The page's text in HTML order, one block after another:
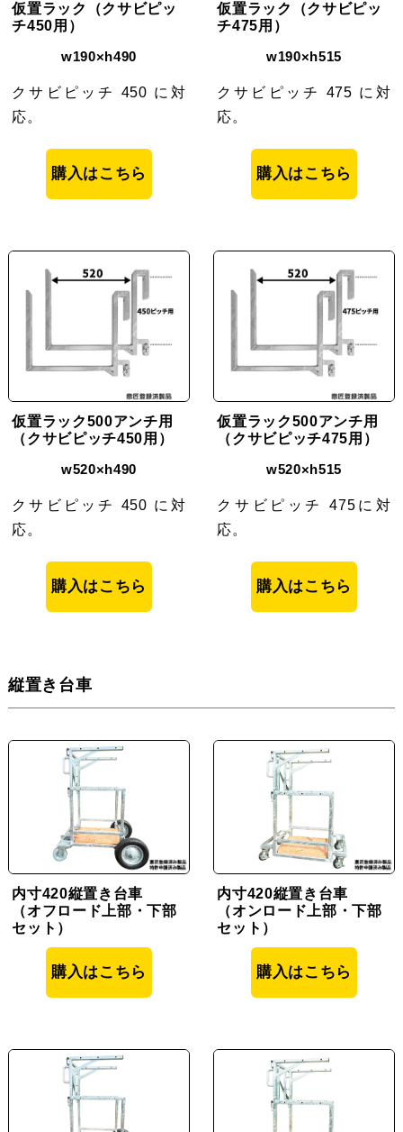
仮置ラック（クサビピッ
チ450用）
w190×h490
クサビピッチ 450 に対
応。
購入はこちら
仮置ラック（クサビピッ
チ475用）
w190×h515
クサビピッチ 475 に対
応。
購入はこちら
仮置ラック500アンチ用
（クサビピッチ450用）
w520×h490
クサビピッチ 450 に対
応。
購入はこちら
仮置ラック500アンチ用
（クサビピッチ475用）
w520×h515
クサビピッチ 475に対
応。
購入はこちら
縦置き台車
内寸420縦置き台車
（オフロード上部・下部
セット）
購入はこちら
内寸420縦置き台車
（オンロード上部・下部
セット）
購入はこちら